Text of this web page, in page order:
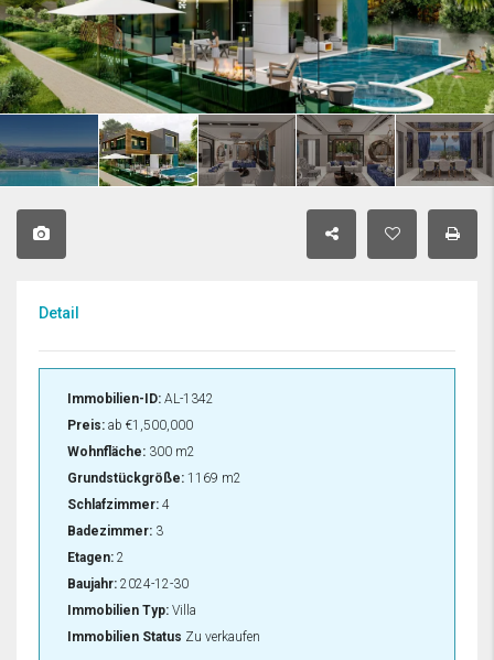
Detail
Immobilien-ID: AL-1342
Preis: ab €1,500,000
Wohnfläche: 300 m2
Grundstückgröße: 1169 m2
Schlafzimmer: 4
Badezimmer: 3
Etagen: 2
Baujahr: 2024-12-30
Immobilien Typ: Villa
Immobilien Status Zu verkaufen